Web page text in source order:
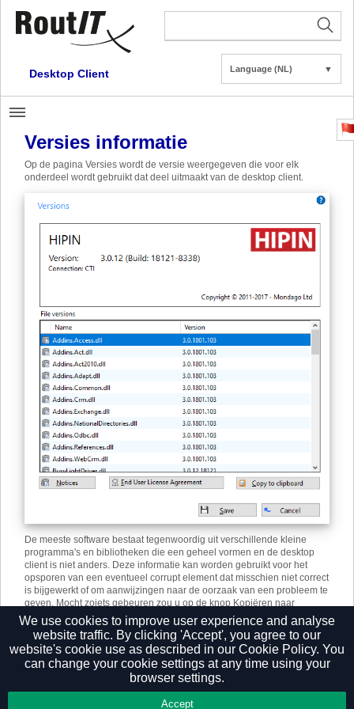
Desktop Client Language (NL) ▼
Versies informatie
Op de pagina Versies wordt de versie weergegeven die voor elk
onderdeel wordt gebruikt dat deel uitmaakt van de desktop client.
De meeste software bestaat tegenwoordig uit verschillende kleine
programma's en bibliotheken die een geheel vormen en de desktop
client is niet anders. Deze informatie kan worden gebruikt voor het
opsporen van een eventueel corrupt element dat misschien niet correct
is bijgewerkt of om aanwijzingen naar de oorzaak van een probleem te
geven. Mocht zoiets gebeuren zou u op de knop Kopiëren naar
klembord kunnen klikken en de info rechtstreeks in een document of e-
mail plakken.
We use cookies to improve user experience and analyse
website traffic. By clicking 'Accept', you agree to our
website's cookie use as described in our Cookie Policy. You
can change your cookie settings at any time using your
browser settings.
Accept